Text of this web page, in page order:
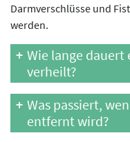
Darmverschlüsse und
werden.
Wie lange dauert
verheilt?
Was passiert,
entfernt wird?